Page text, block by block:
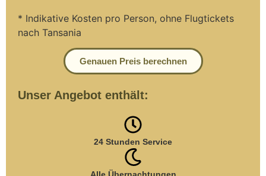
* Indikative Kosten pro Person, ohne Flugtickets
nach Tansania
Genauen Preis berechnen
Unser Angebot enthält:
24 Stunden Service